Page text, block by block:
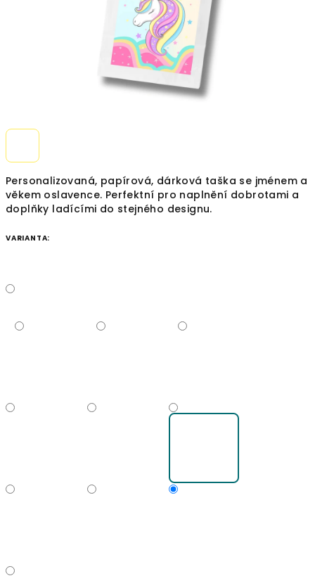
Personalizovaná, papírová, dárková taška se jménem a
věkem oslavence. Perfektní pro naplnění dobrotami a
doplňky ladícími do stejného designu.
VARIANTA: